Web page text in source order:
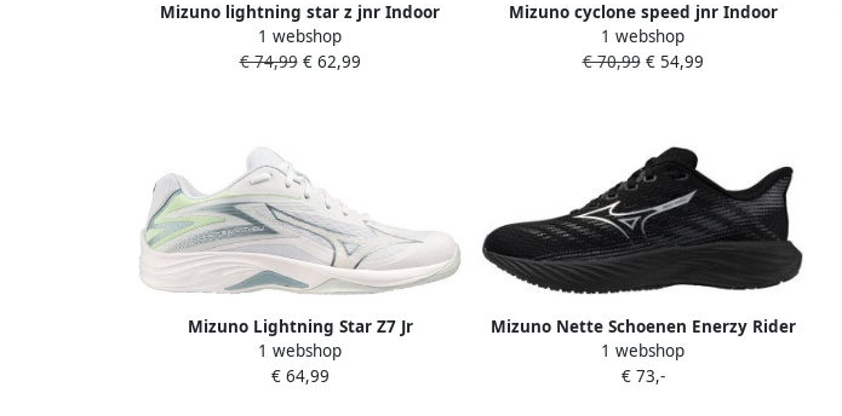
Mizuno lightning star z jnr Indoor
schoenen meisjes Wit
1 webshop
€ 74,99€ 62,99
Mizuno cyclone speed jnr Indoor
schoenen meisjes Wit
1 webshop
€ 70,99€ 54,99
Mizuno Lightning Star Z7 Jr
Indoorschoen Wit Kinderen
1 webshop
€ 64,99
Mizuno Nette Schoenen Enerzy Rider
1 webshop
€ 73,-